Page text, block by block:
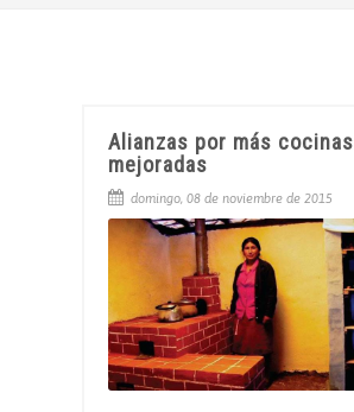
Alianzas por más cocinas
mejoradas
domingo, 08 de noviembre de 2015